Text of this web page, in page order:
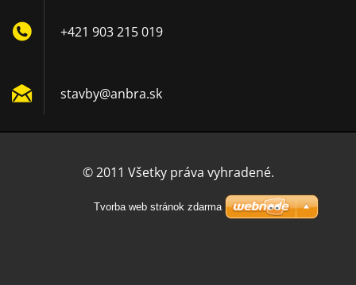
+421 903 215 019
stavby@anbra.sk
© 2011 Všetky práva vyhradené.
Tvorba web stránok zdarma